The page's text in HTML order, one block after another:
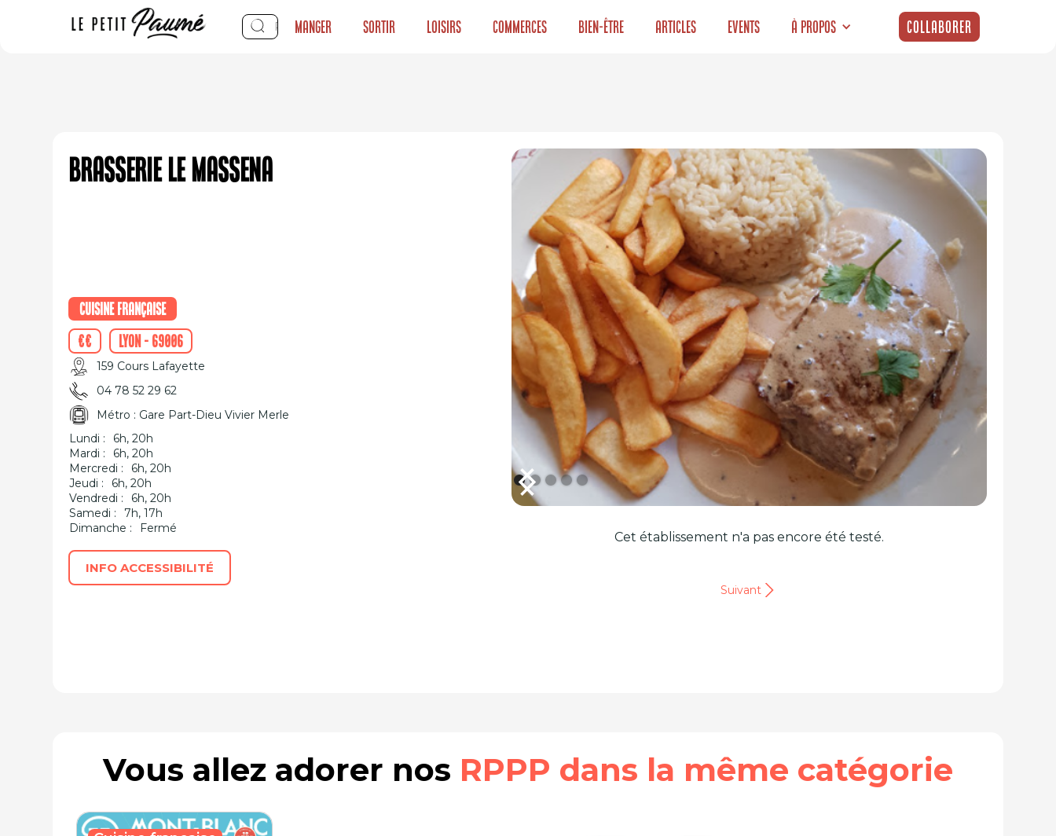
Manger Sortir Loisirs Commerces Bien-être Articles Events À propos Collaborer
Brasserie Le Massena
Cuisine française
€€
Lyon - 69006
159 Cours Lafayette
04 78 52 29 62
Métro : Gare Part-Dieu Vivier Merle
Lundi :
6h, 20h
Mardi :
6h, 20h
Mercredi :
6h, 20h
Jeudi :
6h, 20h
Vendredi :
6h, 20h
Samedi :
7h, 17h
Dimanche :
Fermé
INFO ACCESSIBILITÉ
Cet établissement n'a pas encore été testé.
Suivant
Vous allez adorer nos RPPP dans la même catégorie